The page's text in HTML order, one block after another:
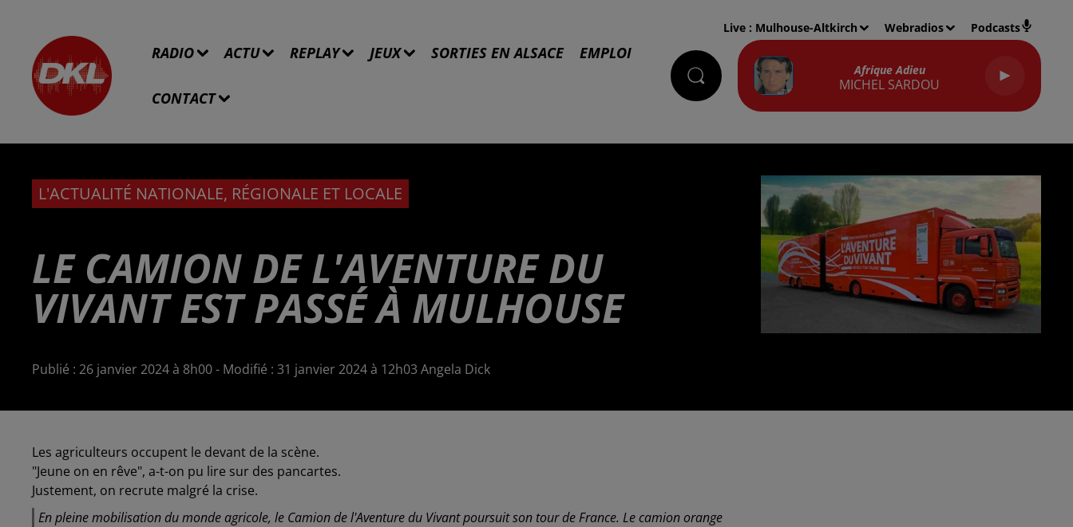
RADIO ACTU REPLAY JEUX SORTIES EN ALSACE EMPLOI
CONTACT
Live : Mulhouse-Altkirch Webradios Podcasts
Afrique Adieu
MICHEL SARDOU
L'ACTUALITÉ NATIONALE, RÉGIONALE ET LOCALE
LE CAMION DE L'AVENTURE DU
VIVANT EST PASSÉ À MULHOUSE
Publié : 26 janvier 2024 à 8h00 - Modifié : 31 janvier 2024 à 12h03 Angela Dick
Les agriculteurs occupent le devant de la scène.
"Jeune on en rêve", a-t-on pu lire sur des pancartes.
Justement, on recrute malgré la crise.
En pleine mobilisation du monde agricole, le Camion de l'Aventure du Vivant poursuit son tour de France. Le camion orange